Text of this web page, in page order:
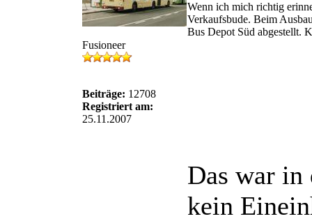
Fusioneer
Beiträge: 12708
Registriert am:
25.11.2007
Wenn ich mich richtig
Verkaufsbude. Beim
Bus Depot Süd abgestellt.
Das war in
kein